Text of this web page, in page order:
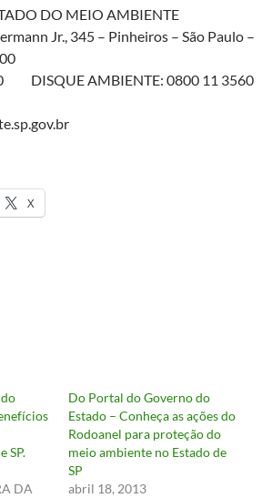
DO MEIO AMBIENTE
Jr., 345 – Pinheiros – São Paulo –
DISQUE AMBIENTE: 0800 11 3560
X
SP.
DA
Do Portal do Governo do
Estado – Conheça as ações do
Rodoanel para proteção do
meio ambiente no Estado de
SP
abril 18, 2013